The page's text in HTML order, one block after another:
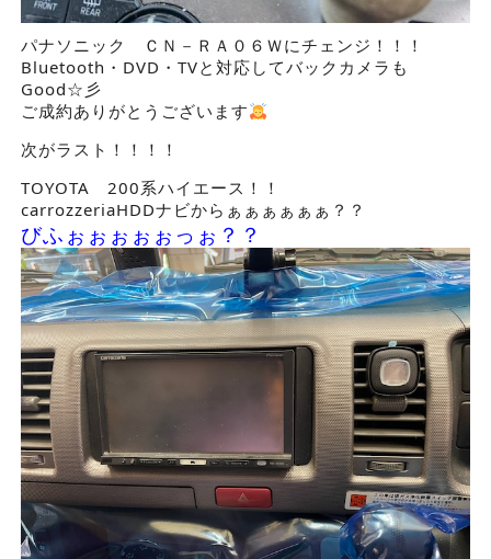
パナソニック ＣＮ－ＲＡ０６Ｗにチェンジ！！！
Bluetooth・DVD・TVと対応してバックカメラも
Good☆彡
ご成約ありがとうございます
次がラスト！！！！
TOYOTA 200系ハイエース！！
carrozzeriaHDDナビからぁぁぁぁぁぁ？？
びふぉぉぉぉぉっぉ？？